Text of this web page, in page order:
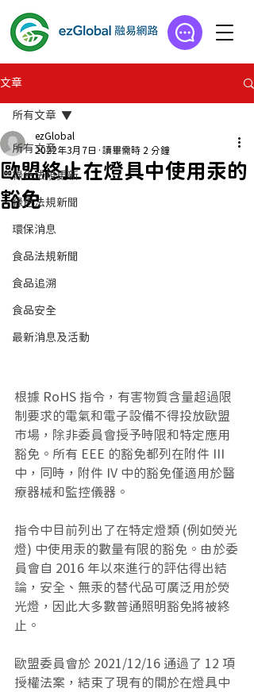
文章
所有文章
綠色法規更新
綠色法規新聞
環保消息
食品法規新聞
食品追溯
食品安全
最新消息及活動
所有文章
歐盟終止在燈具中使用汞的
豁免
ezGlobal
2022年3月7日
讀畢需時 2 分鐘
根據 RoHS 指令，有害物質含量超過限
制要求的電氣和電子設備不得投放歐盟
市場，除非委員會授予時限和特定應用
豁免。所有 EEE 的豁免都列在附件 III
中，同時，附件 IV 中的豁免僅適用於醫
療器械和監控儀器。
指令中目前列出了在特定燈類 (例如熒光
燈) 中使用汞的數量有限的豁免。由於委
員會自 2016 年以來進行的評估得出結
論，安全、無汞的替代品可廣泛用於熒
光燈，因此大多數普通照明豁免將被終
止。
歐盟委員會於 2021/12/16 通過了 12 項
授權法案，結束了現有的關於在燈具中